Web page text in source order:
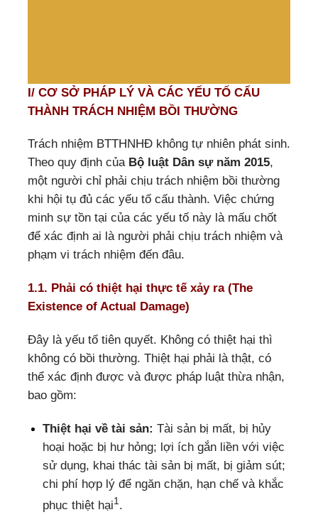
I/ CƠ SỞ PHÁP LÝ VÀ CÁC YẾU TỐ CẤU
THÀNH TRÁCH NHIỆM BỒI THƯỜNG
Trách nhiệm BTTHNHĐ không tự nhiên phát sinh.
Theo quy định của Bộ luật Dân sự năm 2015,
một người chỉ phải chịu trách nhiệm bồi thường
khi hội tụ đủ các yếu tố cấu thành. Việc chứng
minh sự tồn tại của các yếu tố này là mấu chốt
để xác định ai là người phải chịu trách nhiệm và
phạm vi trách nhiệm đến đâu.
1.1. Phải có thiệt hại thực tế xảy ra (The
Existence of Actual Damage)
Đây là yếu tố tiên quyết. Không có thiệt hại thì
không có bồi thường. Thiệt hại phải là thật, có
thể xác định được và được pháp luật thừa nhận,
bao gồm:
Thiệt hại về tài sản: Tài sản bị mất, bị hủy
hoại hoặc bị hư hỏng; lợi ích gắn liền với việc
sử dụng, khai thác tài sản bị mất, bị giảm sút;
chi phí hợp lý để ngăn chặn, hạn chế và khắc
phục thiệt hại1.